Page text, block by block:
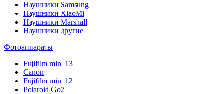
Наушники Samsung
Наушники XiaoMi
Наушники Marshall
Наушники другие
Фотоаппараты
Fujifilm mini 13
Canon
Fujifilm mini 12
Polaroid Go2